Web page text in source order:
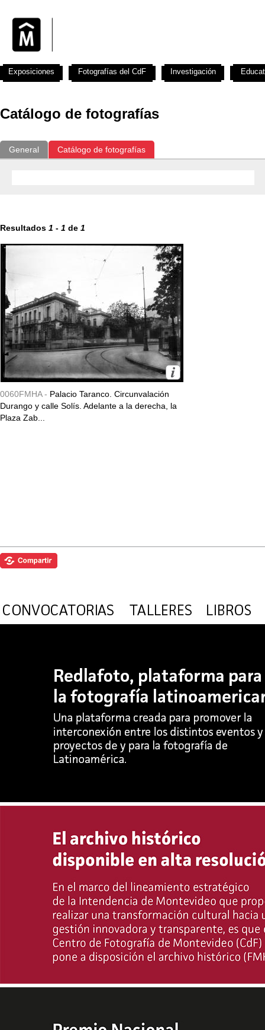
Catálogo de fotografías
General Catálogo de fotografías
Resultados 1 - 1 de 1
0060FMHA - Palacio Taranco. Circunvalación
Durango y calle Solís. Adelante a la derecha, la
Plaza Zab...
Exposiciones Fotografías del CdF Investigación